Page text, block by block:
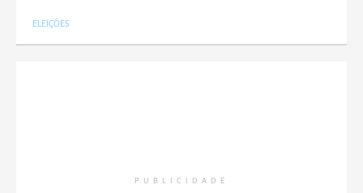
ELEIÇÕES
PUBLICIDADE